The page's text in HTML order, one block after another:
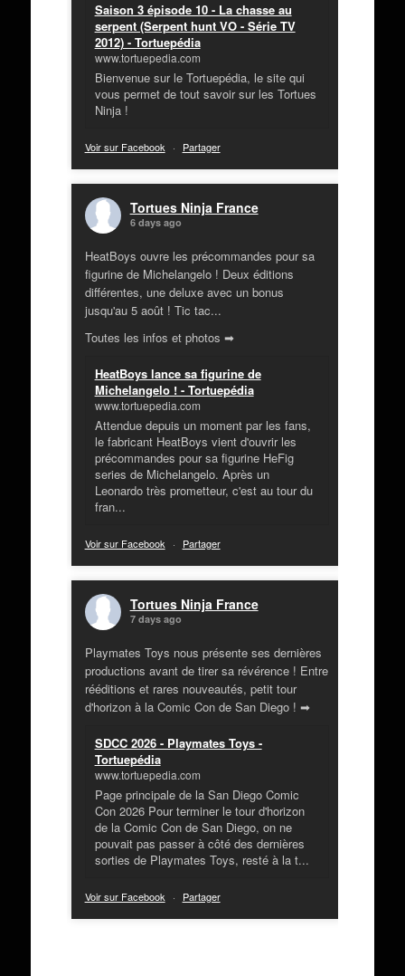
Saison 3 épisode 10 - La chasse au
serpent (Serpent hunt VO - Série TV
2012) - Tortuepédia
www.tortuepedia.com
Bienvenue sur le Tortuepédia, le site qui
vous permet de tout savoir sur les Tortues
Ninja !
Voir sur Facebook · Partager
Tortues Ninja France
6 days ago
HeatBoys ouvre les précommandes pour sa
figurine de Michelangelo ! Deux éditions
différentes, une deluxe avec un bonus
jusqu'au 5 août ! Tic tac...
Toutes les infos et photos ➡
HeatBoys lance sa figurine de
Michelangelo ! - Tortuepédia
www.tortuepedia.com
Attendue depuis un moment par les fans,
le fabricant HeatBoys vient d'ouvrir les
précommandes pour sa figurine HeFig
series de Michelangelo. Après un
Leonardo très prometteur, c'est au tour du
fran...
Voir sur Facebook · Partager
Tortues Ninja France
7 days ago
Playmates Toys nous présente ses dernières
productions avant de tirer sa révérence ! Entre
rééditions et rares nouveautés, petit tour
d'horizon à la Comic Con de San Diego ! ➡
SDCC 2026 - Playmates Toys -
Tortuepédia
www.tortuepedia.com
Page principale de la San Diego Comic
Con 2026 Pour terminer le tour d'horizon
de la Comic Con de San Diego, on ne
pouvait pas passer à côté des dernières
sorties de Playmates Toys, resté à la t...
Voir sur Facebook · Partager